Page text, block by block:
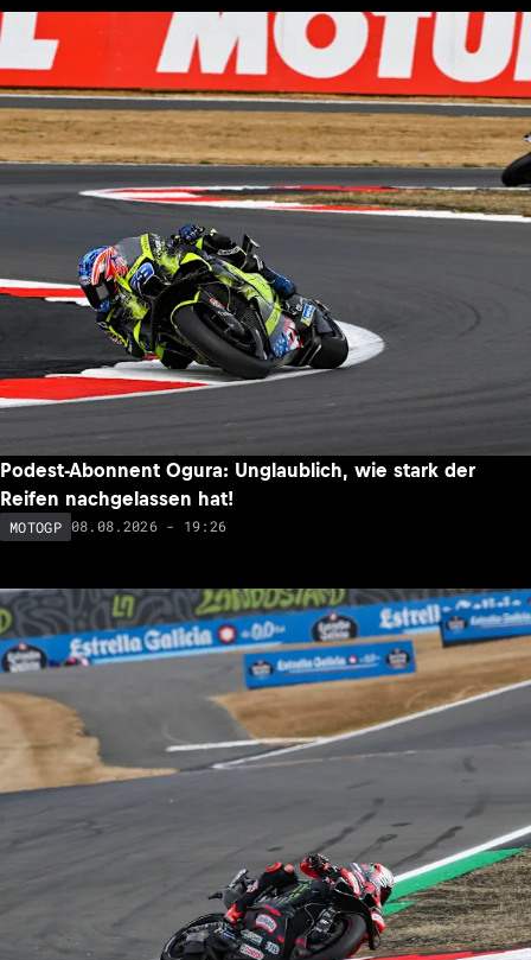
Podest-Abonnent Ogura: Unglaublich, wie stark der
Reifen nachgelassen hat!
MOTOGP 08.08.2026 - 19:26